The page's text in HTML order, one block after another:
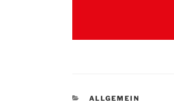
KATEGORIEN
ALLGEMEIN